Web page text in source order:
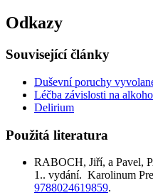
Odkazy
Související články
Duševní poruchy
Léčba závislosti na
Delirium
Použitá literatura
RABOCH, Jiří, a Pavel,
1.. vydání. Karolinum
9788024619859.